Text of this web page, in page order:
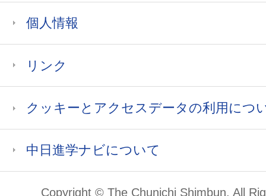
個人情報
リンク
クッキーとアクセスデータの利用につ
中日進学ナビについて
Copyright © The Chunichi Shimbun, All